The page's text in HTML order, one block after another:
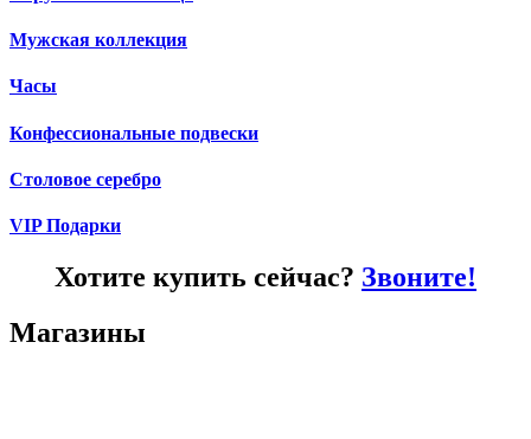
Мужская коллекция
Часы
Конфессиональные подвески
Столовое серебро
VIP Подарки
Хотите купить сейчас? Звоните!
Магазины